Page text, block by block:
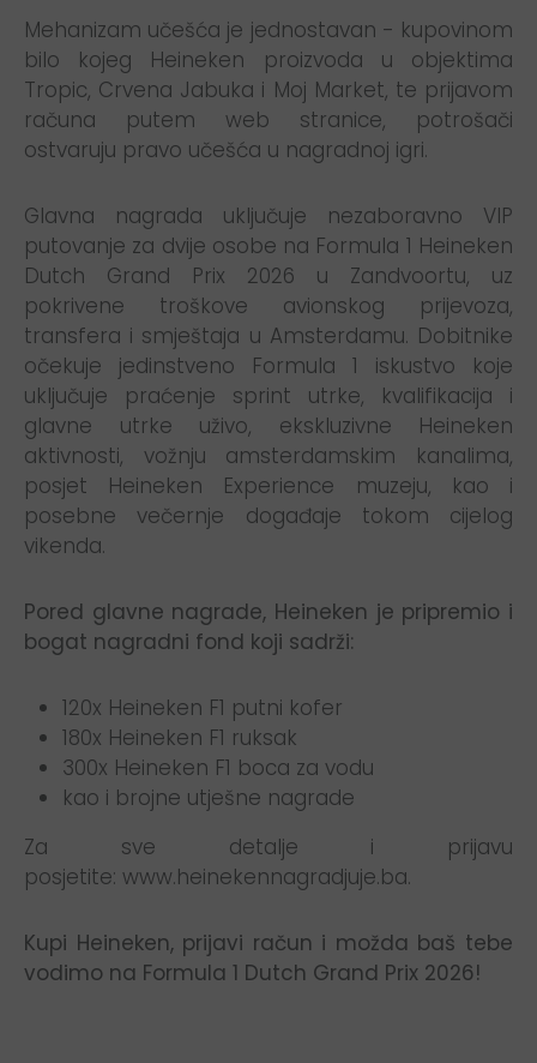
Mehanizam učešća je jednostavan - kupovinom
bilo kojeg Heineken proizvoda u objektima
Tropic, Crvena Jabuka i Moj Market, te prijavom
računa putem web stranice, potrošači
ostvaruju pravo učešća u nagradnoj igri.
Glavna nagrada uključuje nezaboravno VIP
putovanje za dvije osobe na Formula 1 Heineken
Dutch Grand Prix 2026 u Zandvoortu, uz
pokrivene troškove avionskog prijevoza,
transfera i smještaja u Amsterdamu. Dobitnike
očekuje jedinstveno Formula 1 iskustvo koje
uključuje praćenje sprint utrke, kvalifikacija i
glavne utrke uživo, ekskluzivne Heineken
aktivnosti, vožnju amsterdamskim kanalima,
posjet Heineken Experience muzeju, kao i
posebne večernje događaje tokom cijelog
vikenda.
Pored glavne nagrade, Heineken je pripremio i
bogat nagradni fond koji sadrži:
120x Heineken F1 putni kofer
180x Heineken F1 ruksak
300x Heineken F1 boca za vodu
kao i brojne utješne nagrade
Za sve detalje i prijavu
posjetite: www.heinekennagradjuje.ba.
Kupi Heineken, prijavi račun i možda baš tebe
vodimo na Formula 1 Dutch Grand Prix 2026!